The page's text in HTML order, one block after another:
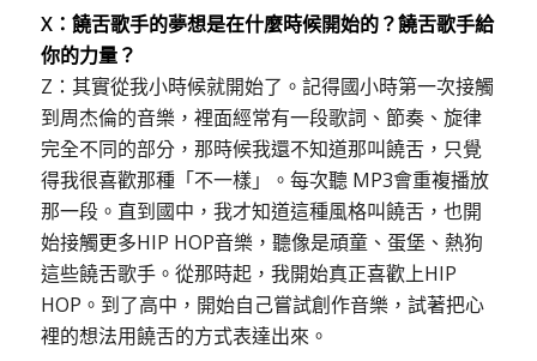
X：饒舌歌手的夢想是在什麼時候開始的？饒舌歌手給
你的力量？
Z：其實從我小時候就開始了。記得國小時第一次接觸
到周杰倫的音樂，裡面經常有一段歌詞、節奏、旋律
完全不同的部分，那時候我還不知道那叫饒舌，只覺
得我很喜歡那種「不一樣」。每次聽 MP3會重複播放
那一段。直到國中，我才知道這種風格叫饒舌，也開
始接觸更多HIP HOP音樂，聽像是頑童、蛋堡、熱狗
這些饒舌歌手。從那時起，我開始真正喜歡上HIP
HOP。到了高中，開始自己嘗試創作音樂，試著把心
裡的想法用饒舌的方式表達出來。